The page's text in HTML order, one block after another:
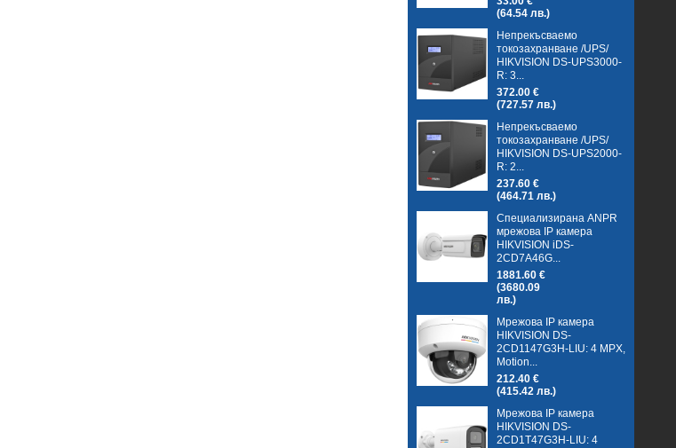
(64.54 лв.)
Непрекъсваемо
токозахранване /UPS/
HIKVISION DS-UPS3000-
R: 3...
372.00 €
(727.57 лв.)
Непрекъсваемо
токозахранване /UPS/
HIKVISION DS-UPS2000-
R: 2...
237.60 €
(464.71 лв.)
Специализирана ANPR
мрежова IP камера
HIKVISION iDS-
2CD7A46G...
1881.60 €
(3680.09
лв.)
Мрежова IP камера
HIKVISION DS-
2CD1147G3H-LIU: 4 MPX,
Motion...
212.40 €
(415.42 лв.)
Мрежова IP камера
HIKVISION DS-
2CD1T47G3H-LIU: 4